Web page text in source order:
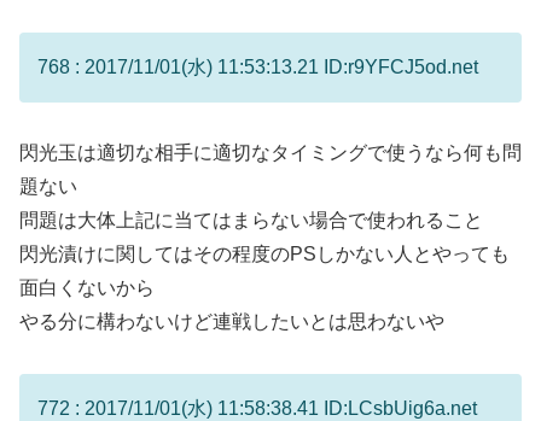
768 : 2017/11/01(水) 11:53:13.21 ID:r9YFCJ5od.net
閃光玉は適切な相手に適切なタイミングで使うなら何も問
題ない
問題は大体上記に当てはまらない場合で使われること
閃光漬けに関してはその程度のPSしかない人とやっても
面白くないから
やる分に構わないけど連戦したいとは思わないや
772 : 2017/11/01(水) 11:58:38.41 ID:LCsbUig6a.net